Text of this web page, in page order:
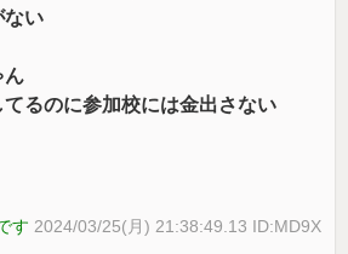
ない
ん
てるのに参加校には金出さない
す 2024/03/25(月) 21:38:49.13 ID:MD9X